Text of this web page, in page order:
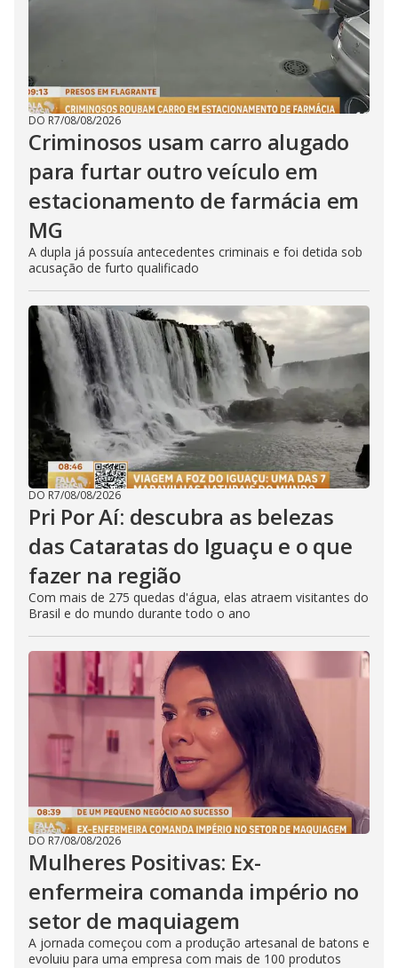
DO R7/08/08/2026
Criminosos usam carro alugado
para furtar outro veículo em
estacionamento de farmácia em
MG
A dupla já possuía antecedentes criminais e foi detida sob
acusação de furto qualificado
DO R7/08/08/2026
Pri Por Aí: descubra as belezas
das Cataratas do Iguaçu e o que
fazer na região
Com mais de 275 quedas d'água, elas atraem visitantes do
Brasil e do mundo durante todo o ano
DO R7/08/08/2026
Mulheres Positivas: Ex-
enfermeira comanda império no
setor de maquiagem
A jornada começou com a produção artesanal de batons e
evoluiu para uma empresa com mais de 100 produtos